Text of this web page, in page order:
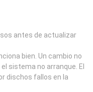
antes de actualizar
bien. Un cambio no
sistema no arranque. El
dischos fallos en la